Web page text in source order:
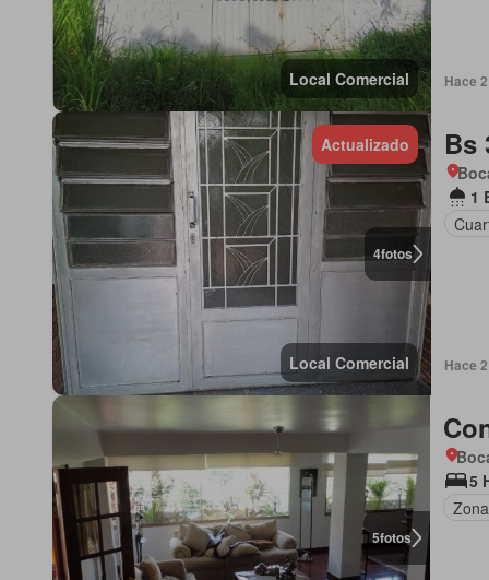
Local Comercial Hace
4fotos
Actualizado
Local Comercial
Bs
1
Hace
5fotos
5